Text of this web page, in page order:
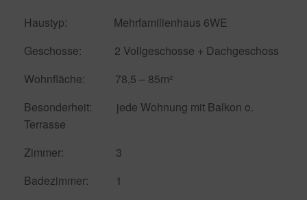
Haustyp: Mehrfamilienhaus 6WE
Geschosse: 2 Vollgeschosse + Dachgeschoss
Wohnfläche: 78,5 – 85m²
Besonderheit: jede Wohnung mit Balkon o.
Terrasse
Zimmer: 3
Badezimmer: 1